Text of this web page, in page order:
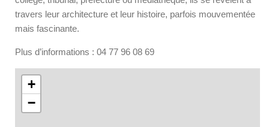
travers leur architecture et leur histoire, parfois mouvementée
mais fascinante.
Plus d’informations : 04 77 96 08 69
+
−